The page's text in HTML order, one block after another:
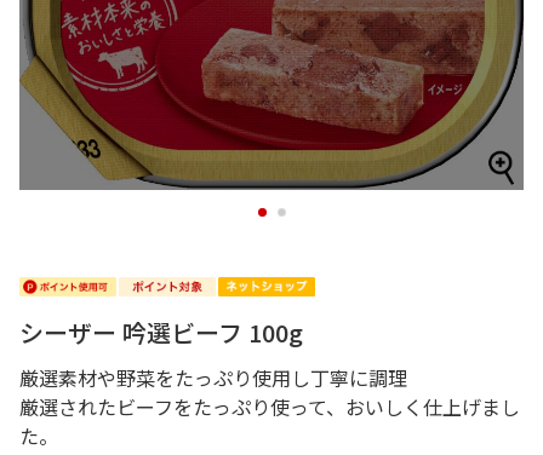
1 2
シーザー 吟選ビーフ 100g
厳選素材や野菜をたっぷり使用し丁寧に調理
厳選されたビーフをたっぷり使って、おいしく仕上げまし
た。